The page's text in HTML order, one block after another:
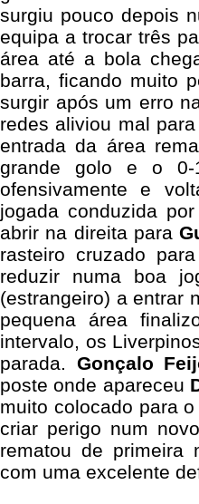
surgiu pouco depois
equipa a trocar três
área até a bola
barra, ficando muito
surgir após um erro
redes aliviou mal
entrada da área
grande golo e o 0-
ofensivamente e
jogada conduzida
abrir na direita para
rasteiro cruzado
reduzir numa boa
(estrangeiro) a entrar
pequena área
intervalo, os
parada. Gonçalo
poste onde apareceu
muito colocado para
criar perigo num
rematou de primeira
com uma excelente